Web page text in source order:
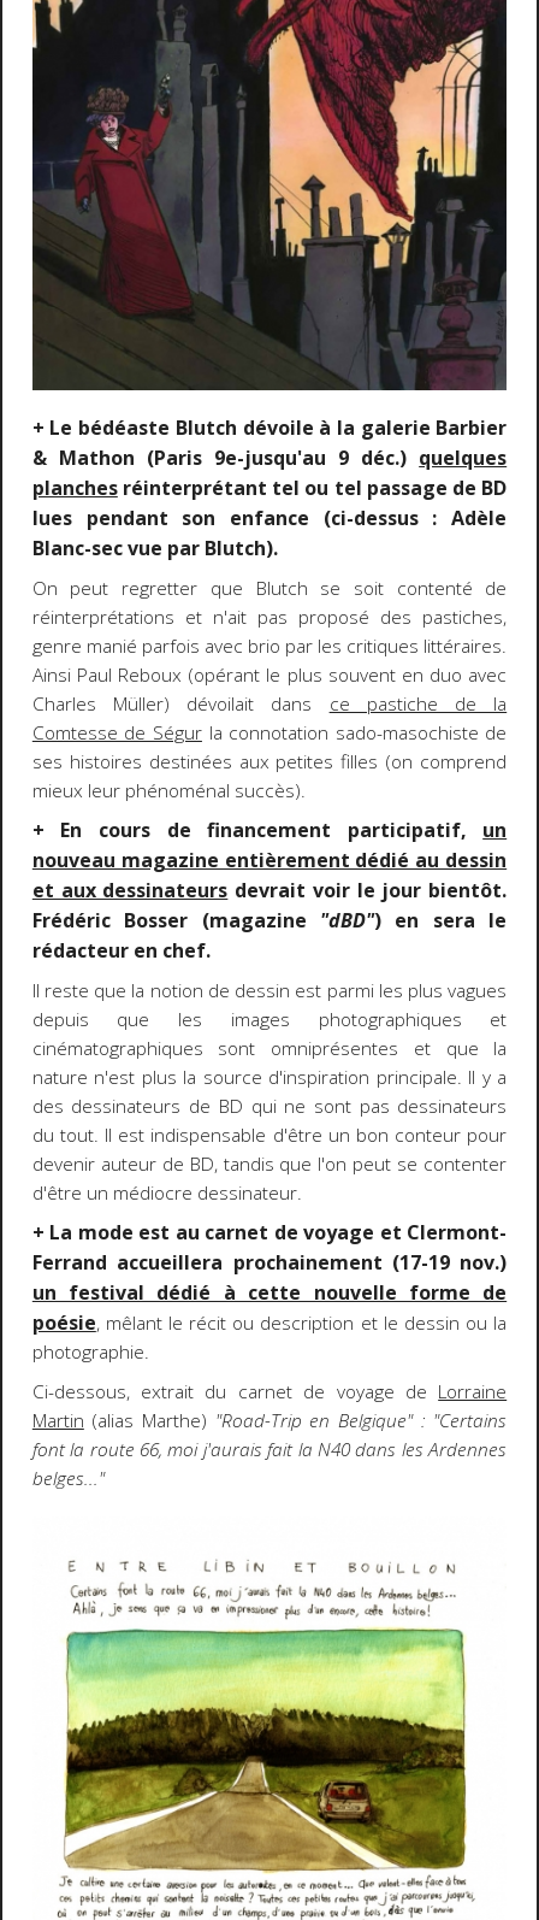
+ Le bédéaste Blutch dévoile à la galerie Barbier
& Mathon (Paris 9e-jusqu'au 9 déc.) quelques
planchesréinterprétant tel ou tel passage de BD
lues pendant son enfance (ci-dessus : Adèle
Blanc-sec vue par Blutch).
On peut regretter que Blutch se soit contenté de
réinterprétations et n'ait pas proposé des pastiches,
genre manié parfois avec brio par les critiques littéraires.
Ainsi Paul Reboux (opérant le plus souvent en duo avec
Charles Müller) dévoilait dans ce pastiche de la
Comtesse de Ségurla connotation sado-masochiste de
ses histoires destinées aux petites filles (on comprend
mieux leur phénoménal succès).
+ En cours de financement participatif, un
nouveau magazine entièrement dédié au dessin
et aux dessinateurs devrait voir le jour bientôt.
Frédéric Bosser (magazine "dBD") en sera le
rédacteur en chef.
Il reste que la notion de dessin est parmi les plus vagues
depuis que les images photographiques et
cinématographiques sont omniprésentes et que la
nature n'est plus la source d'inspiration principale. Il y a
des dessinateurs de BD qui ne sont pas dessinateurs
du tout. Il est indispensable d'être un bon conteur pour
devenir auteur de BD, tandis que l'on peut se contenter
d'être un médiocre dessinateur.
+ La mode est au carnet de voyage et Clermont-
Ferrand accueillera prochainement (17-19 nov.)
un festival dédié à cette nouvelle forme de
poésie, mêlant le récit ou description et le dessin ou la
photographie.
Ci-dessous, extrait du carnet de voyage de Lorraine
Martin (alias Marthe) "Road-Trip en Belgique" : "Certains
font la route 66, moi j'aurais fait la N40 dans les Ardennes
belges..."